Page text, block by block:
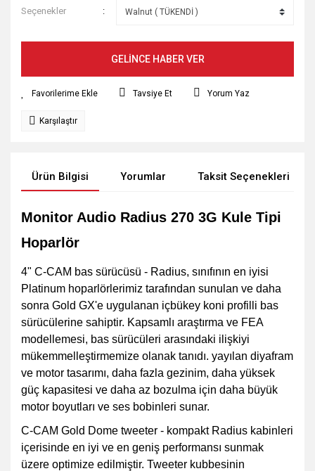
Seçenekler
GELİNCE HABER VER
Tavsiye Et Yorum Yaz
Karşılaştır
Ürün Bilgisi Yorumlar Taksit Seçenekleri
Monitor Audio Radius 270 3G Kule Tipi
Hoparlör
4" C-CAM bas sürücüsü - Radius, sınıfının en iyisi
Platinum hoparlörlerimiz tarafından sunulan ve daha
sonra Gold GX'e uygulanan içbükey koni profilli bas
sürücülerine sahiptir. Kapsamlı araştırma ve FEA
modellemesi, bas sürücüleri arasındaki ilişkiyi
mükemmelleştirmemize olanak tanıdı. yayılan diyafram
ve motor tasarımı, daha fazla gezinim, daha yüksek
güç kapasitesi ve daha az bozulma için daha büyük
motor boyutları ve ses bobinleri sunar.
C-CAM Gold Dome tweeter - kompakt Radius kabinleri
içerisinde en iyi ve en geniş performansı sunmak
üzere optimize edilmiştir. Tweeter kubbesinin